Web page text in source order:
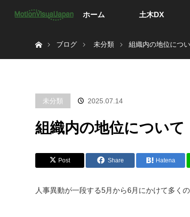
ホーム 土木DX
ブログ
未分類 組織内の地位につ
未分類 2025.07.14
組織内の地位について
Post Share Hatena
人事異動が一段する5月から6月にかけて多く